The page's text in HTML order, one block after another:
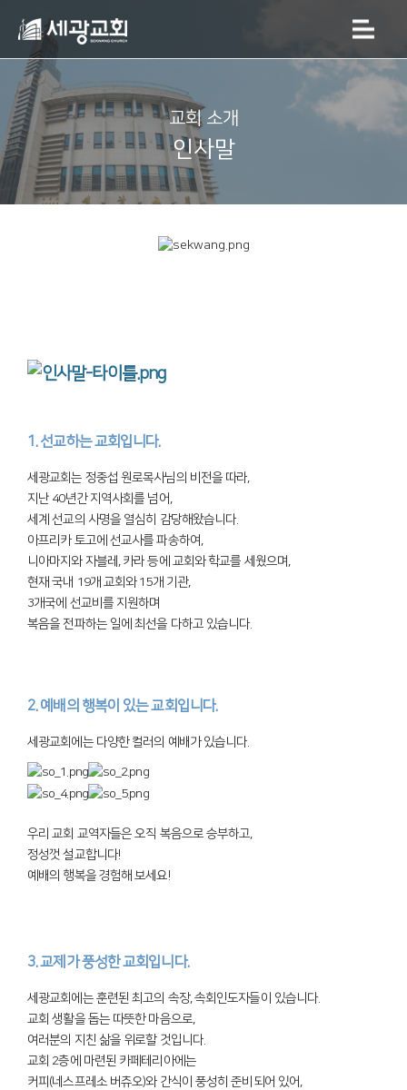
교회 소개
인사말
1. 선교하는 교회입니다.
세광교회는 정중섭 원로목사님의 비전을 따라,
지난 40년간 지역사회를 넘어,
세계 선교의 사명을 열심히 감당해왔습니다.
아프리카 토고에 선교사를 파송하여,
니아마지와 자블레, 카라 등에 교회와 학교를 세웠으며,
현재 국내 19개 교회와 15개 기관,
3개국에 선교비를 지원하며
복음을 전파하는 일에 최선을 다하고 있습니다.
2. 예배의 행복이 있는 교회입니다.
세광교회에는 다양한 컬러의 예배가 있습니다.
우리 교회 교역자들은 오직 복음으로 승부하고,
정성껏 설교합니다!
예배의 행복을 경험해 보세요!
3. 교제가 풍성한 교회입니다.
세광교회에는 훈련된 최고의 속장, 속회인도자들이 있습니다.
교회 생활을 돕는 따뜻한 마음으로,
여러분의 지친 삶을 위로할 것입니다.
교회 2층에 마련된 카페테리아에는
커피(네스프레소 버츄오)와 간식이 풍성히 준비되어 있어,